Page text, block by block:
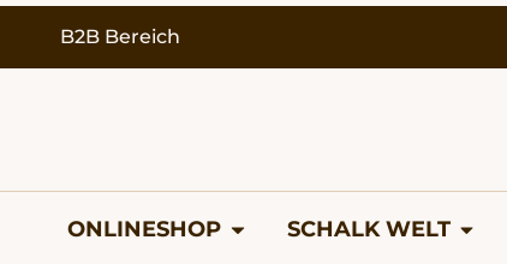
B2B Bereich
ONLINESHOP SCHALK WELT